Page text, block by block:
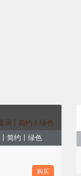
简约丨绿色
购买